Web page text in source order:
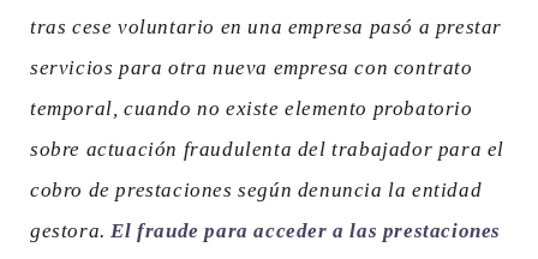
tras cese voluntario en una empresa pasó a prestar
servicios para otra nueva empresa con contrato
temporal, cuando no existe elemento probatorio
sobre actuación fraudulenta del trabajador para el
cobro de prestaciones según denuncia la entidad
gestora.El fraude para acceder a las prestaciones